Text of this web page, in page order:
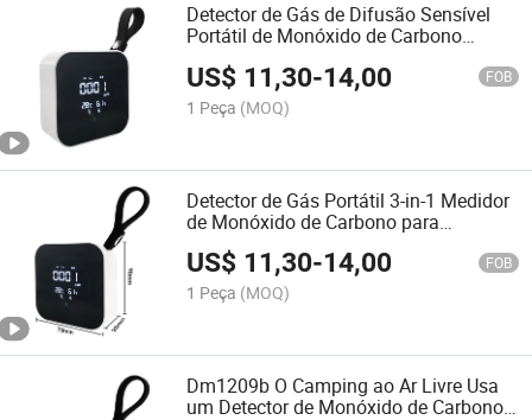
Detector de Gás de Difusão Sensível
Portátil de Monóxido de Carbono
Medidor Eletrônico
US$ 11,30-14,00 FOB
1 Peça (MOQ)
Detector de Gás Portátil 3-in-1 Medidor
de Monóxido de Carbono para
Instrumento de Medição Eletrônico
US$ 11,30-14,00 FOB
1 Peça (MOQ)
Dm1209b O Camping ao Ar Livre Usa
um Detector de Monóxido de Carbono e